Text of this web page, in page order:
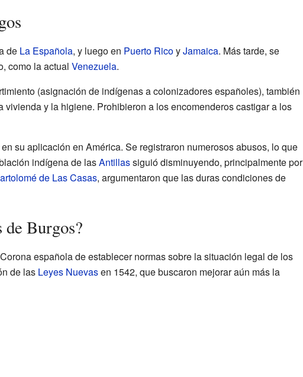
de La Española, y luego en Puerto RicoyJamaica. Más tarde, se
como la actual Venezuela.
(asignación de indígenas a colonizadores españoles), también
y la higiene. Prohibieron a los encomenderos castigar a los
su aplicación en América. Se registraron numerosos abusos, lo que
indígena de lasAntillassiguió disminuyendo, principalmente por
de Las Casas, argumentaron que las duras condiciones de
de Burgos?
española de establecer normas sobre la situación legal de los
de las Leyes Nuevasen 1542, que buscaron mejorar aún más la